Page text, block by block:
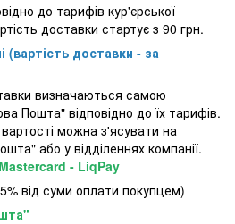
до тарифів кур'єрської
доставки стартує з 90 грн.
(вартість доставки - за
визначаються самою
Пошта" відповідно до їх тарифів.
можна з'ясувати на
або у відділеннях компанії.
- LiqPay
від суми оплати покупцем)